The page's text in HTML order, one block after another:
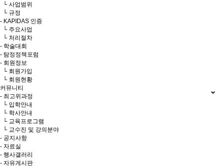
└ 사업범위
└ 규정
- KAPIDAS 인증
└ 주요사업
└ 처리절차
- 학술대회
- 탐정정책포럼
- 회원정보
└ 회원가입
└ 회원현황
커뮤니티
- 최고위과정
└ 입학안내
└ 학사안내
└ 교육프로그램
└ 교수진 및 강의분야
- 공지사항
- 자료실
- 행사갤러리
- 자유게시판